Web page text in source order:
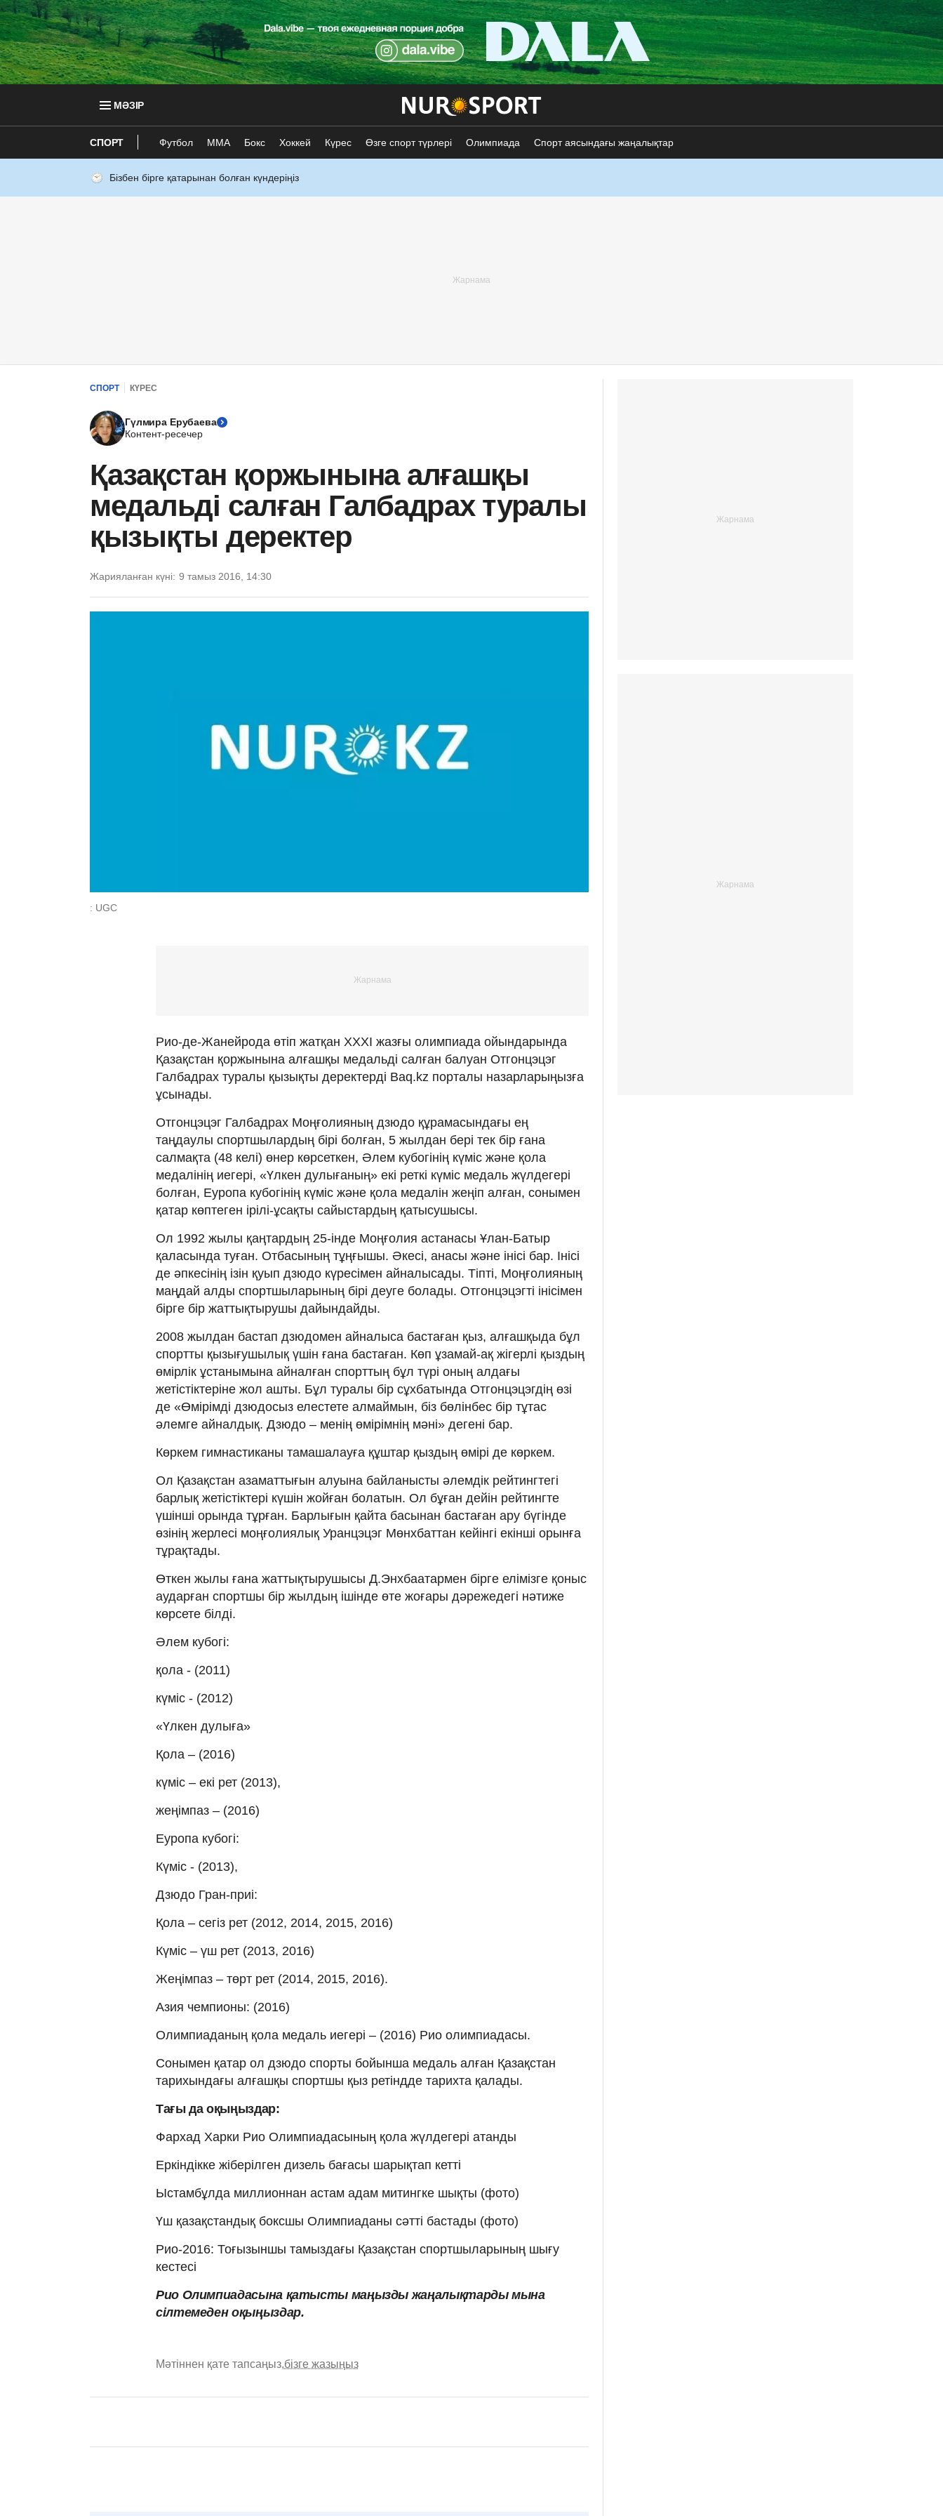
МӘЗІР
СПОРТ Футбол ММА Бокс Хоккей Күрес Өзге спорт түрлері Олимпиада Спорт аясындағы жаңалықтар
Бізбен бірге қатарынан болған күндеріңіз
СПОРТ КҮРЕС
Гүлмира Ерубаева
Контент-ресечер
Қазақстан қоржынына алғашқы
медальді салған Галбадрах туралы
қызықты деректер
Жарияланған күні: 9 тамыз 2016, 14:30
: UGC
Рио-де-Жанейрода өтіп жатқан ХХХІ жазғы олимпиада ойындарында
Қазақстан қоржынына алғашқы медальді салған балуан Отгонцэцэг
Галбадрах туралы қызықты деректерді Baq.kz порталы назарларыңызға
ұсынады.
Отгонцэцэг Галбадрах Моңғолияның дзюдо құрамасындағы ең
таңдаулы спортшылардың бірі болған, 5 жылдан бері тек бір ғана
салмақта (48 келі) өнер көрсеткен, Әлем кубогінің күміс және қола
медалінің иегері, «Үлкен дулығаның» екі реткі күміс медаль жүлдегері
болған, Еуропа кубогінің күміс және қола медалін жеңіп алған, сонымен
қатар көптеген ірілі-ұсақты сайыстардың қатысушысы.
Ол 1992 жылы қаңтардың 25-інде Моңғолия астанасы Ұлан-Батыр
қаласында туған. Отбасының тұңғышы. Әкесі, анасы және інісі бар. Інісі
де әпкесінің ізін қуып дзюдо күресімен айналысады. Тіпті, Моңғолияның
маңдай алды спортшыларының бірі деуге болады. Отгонцэцэгті інісімен
бірге бір жаттықтырушы дайындайды.
2008 жылдан бастап дзюдомен айналыса бастаған қыз, алғашқыда бұл
спортты қызығушылық үшін ғана бастаған. Көп ұзамай-ақ жігерлі қыздың
өмірлік ұстанымына айналған спорттың бұл түрі оның алдағы
жетістіктеріне жол ашты. Бұл туралы бір сұхбатында Отгонцэцэгдің өзі
де «Өмірімді дзюдосыз елестете алмаймын, біз бөлінбес бір тұтас
әлемге айналдық. Дзюдо – менің өмірімнің мәні» дегені бар.
Көркем гимнастиканы тамашалауға құштар қыздың өмірі де көркем.
Ол Қазақстан азаматтығын алуына байланысты әлемдік рейтингтегі
барлық жетістіктері күшін жойған болатын. Ол бұған дейін рейтингте
үшінші орында тұрған. Барлығын қайта басынан бастаған ару бүгінде
өзінің жерлесі моңғолиялық Уранцэцэг Мөнхбаттан кейінгі екінші орынға
тұрақтады.
Өткен жылы ғана жаттықтырушысы Д.Энхбаатармен бірге елімізге қоныс
аударған спортшы бір жылдың ішінде өте жоғары дәрежедегі нәтиже
көрсете білді.
Әлем кубогі:
қола - (2011)
күміс - (2012)
«Үлкен дулыға»
Қола – (2016)
күміс – екі рет (2013),
жеңімпаз – (2016)
Еуропа кубогі:
Күміс - (2013),
Дзюдо Гран-приі:
Қола – сегіз рет (2012, 2014, 2015, 2016)
Күміс – үш рет (2013, 2016)
Жеңімпаз – төрт рет (2014, 2015, 2016).
Азия чемпионы: (2016)
Олимпиаданың қола медаль иегері – (2016) Рио олимпиадасы.
Сонымен қатар ол дзюдо спорты бойынша медаль алған Қазақстан
тарихындағы алғашқы спортшы қыз ретіндде тарихта қалады.
Тағы да оқыңыздар:
Фархад Харки Рио Олимпиадасының қола жүлдегері атанды
Еркіндікке жіберілген дизель бағасы шарықтап кетті
Ыстамбұлда миллионнан астам адам митингке шықты (фото)
Үш қазақстандық боксшы Олимпиаданы сәтті бастады (фото)
Рио-2016: Тоғызыншы тамыздағы Қазақстан спортшыларының шығу
кестесі
Рио Олимпиадасына қатысты маңызды жаңалықтарды мына
сілтемеден оқыңыздар.
Мәтіннен қате тапсаңыз,бізге жазыңыз